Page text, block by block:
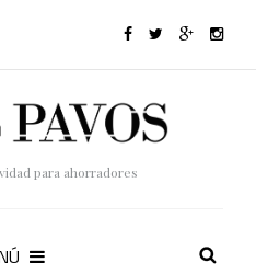
para ahorradores